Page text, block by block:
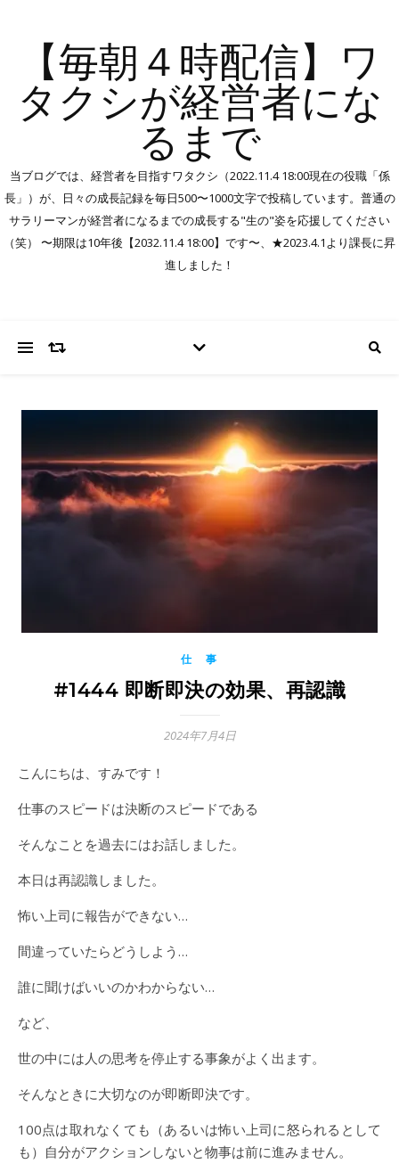
【毎朝４時配信】ワ
タクシが経営者にな
るまで
当ブログでは、経営者を目指すワタクシ（2022.11.4 18:00現在の役職「係
長」）が、日々の成長記録を毎日500〜1000文字で投稿しています。普通の
サラリーマンが経営者になるまでの成長する"生の"姿を応援してください
（笑） 〜期限は10年後【2032.11.4 18:00】です〜、★2023.4.1より課長に昇
進しました！
仕 事
#1444 即断即決の効果、再認識
2024年7月4日
こんにちは、すみです！
仕事のスピードは決断のスピードである
そんなことを過去にはお話しました。
本日は再認識しました。
怖い上司に報告ができない…
間違っていたらどうしよう…
誰に聞けばいいのかわからない…
など、
世の中には人の思考を停止する事象がよく出ます。
そんなときに大切なのが即断即決です。
100点は取れなくても（あるいは怖い上司に怒られるとして
も）自分がアクションしないと物事は前に進みません。